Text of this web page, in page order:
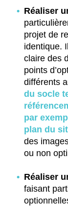
Réaliser
projet de
identique.
claire des
points
différents
du socle
par
plan du
des
ou non
Réaliser
faisant